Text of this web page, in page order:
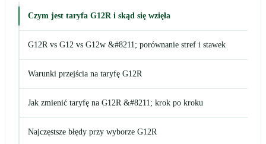
Czym jest taryfa G12R i skąd się wzięła
G12R vs G12 vs G12w &#8211; porównanie stref i stawek
Warunki przejścia na taryfę G12R
Jak zmienić taryfę na G12R &#8211; krok po kroku
Najczęstsze błędy przy wyborze G12R